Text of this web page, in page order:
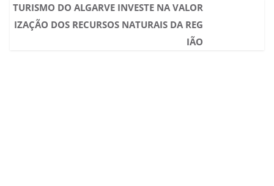
TURISMO DO ALGARVE INVESTE NA VALOR
IZAÇÃO DOS RECURSOS NATURAIS DA REG
IÃO